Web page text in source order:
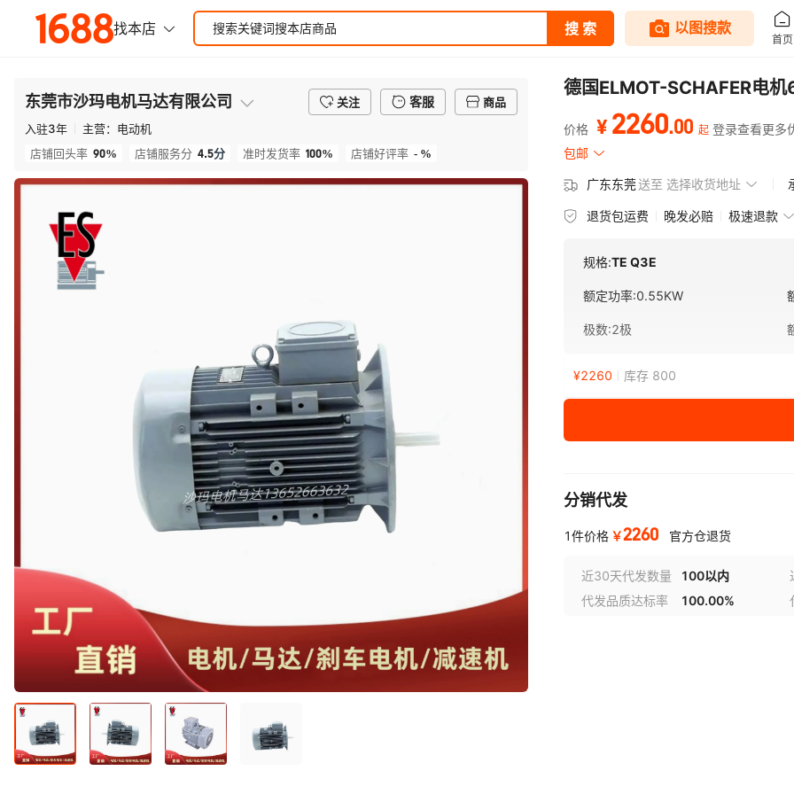
东莞市沙玛电机马达有限公司 关注 客服
商品
入驻3年 主营： 电动机
店铺回头率 90% 店铺服务分 4.5分 准时发货率 100% 店铺好评率 - %
德国ELMOT-SCHAFER
价格 ¥ 2260.00 起 登录查看更多
包邮
广东东莞送至 选择收货地址
退货包运费 晚发必赔 极速退款
规格:TE Q3E
额定功率:0.55KW
极数:2极
¥2260 库存 800
分销代发
1件价格 ￥2260 官方仓退货
近30天代发数量 100以内
代发品质达标率
100.00%